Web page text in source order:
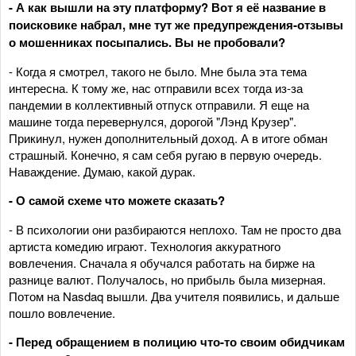
- А как вышли на эту платформу? Вот я её название в
поисковике набрал, мне тут же предупреждения-отзывы
о мошенниках посыпались. Вы не пробовали?
- Когда я смотрел, такого не было. Мне была эта тема
интересна. К тому же, нас отправили всех тогда из-за
пандемии в коллективный отпуск отправили. Я еще на
машине тогда перевернулся, дорогой "Лэнд Крузер".
Прикинул, нужен дополнительный доход. А в итоге обман
страшный. Конечно, я сам себя ругаю в первую очередь.
Наваждение. Думаю, какой дурак.
- О самой схеме что можете сказать?
- В психологии они разбираются неплохо. Там не просто два
артиста комедию играют. Технология аккуратного
вовлечения. Сначала я обучался работать на бирже на
разнице валют. Получалось, но прибыль была мизерная.
Потом на Nasdaq вышли. Два учителя появились, и дальше
пошло вовлечение.
- Перед обращением в полицию что-то своим обидчикам